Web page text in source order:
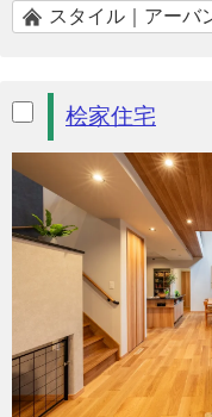
スタイル｜アーバ
桧家住宅